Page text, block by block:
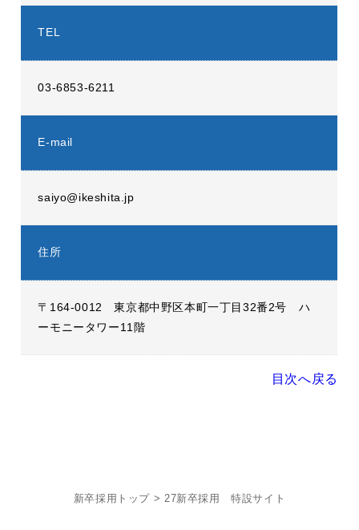
TEL
03-6853-6211
E-mail
saiyo@ikeshita.jp
住所
〒164-0012 東京都中野区本町一丁目32番2号 ハ
ーモニータワー11階
目次へ戻る
新卒採用トップ > 27新卒採用 特設サイト